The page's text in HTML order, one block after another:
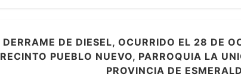
DERRAME DE DIESEL, OCURRIDO EL 28 DE
RECINTO PUEBLO NUEVO, PARROQUIA LA
PROVINCIA DE